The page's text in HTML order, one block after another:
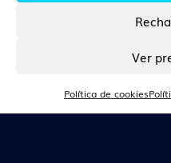
Ver
Política de cookies